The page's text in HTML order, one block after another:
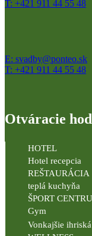
T: +421 911 44 55 48
E: svadby@ponteo.sk
T: +421 911 44 55 48
Otváracie
HOTEL
Hotel recepcia
REŠTAURÁCIA
teplá kuchyňa
ŠPORT
Gym
Vonkajšie ihriská